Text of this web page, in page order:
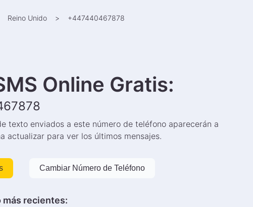
Reino Unido > +447440467878
Online Gratis:
texto enviados a este número de teléfono aparecerán a
actualizar para ver los últimos mensajes.
Cambiar Número de Teléfono
más recientes: